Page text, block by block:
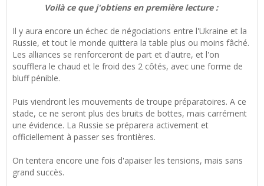
Voilà ce que j'obtiens en première lecture :
Il y aura encore un échec de négociations entre l'Ukraine et la
Russie, et tout le monde quittera la table plus ou moins fâché.
Les alliances se renforceront de part et d'autre, et l'on
soufflera le chaud et le froid des 2 côtés, avec une forme de
bluff pénible.
Puis viendront les mouvements de troupe préparatoires. A ce
stade, ce ne seront plus des bruits de bottes, mais carrément
une évidence. La Russie se préparera activement et
officiellement à passer ses frontières.
On tentera encore une fois d'apaiser les tensions, mais sans
grand succès.